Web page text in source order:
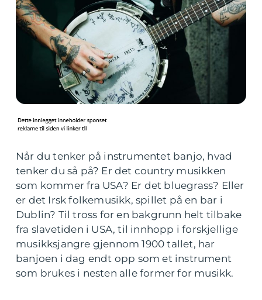
Når du tenker på instrumentet banjo, hvad
tenker du så på? Er det country musikken
som kommer fra USA? Er det bluegrass? Eller
er det Irsk folkemusikk, spillet på en bar i
Dublin? Til tross for en bakgrunn helt tilbake
fra slavetiden i USA, til innhopp i forskjellige
musikksjangre gjennom 1900 tallet, har
banjoen i dag endt opp som et instrument
som brukes i nesten alle former for musikk.